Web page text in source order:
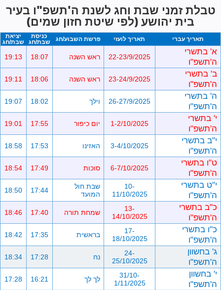
טבלת זמני שבת וחג לשנת ה'תשפ"ו בעיר
בית יהושע (לפי שיטת חזון שמים)
תאריך עברי תאריך לועזי פרשת השבוע/חג
כניסת
שבת/חג
יציאת
שבת/חג
א' בתשרי
ה'תשפ"ו
22-23/9/2025 ראש השנה 18:07
19:13
ב' בתשרי
ה'תשפ"ו
23-24/9/2025 ראש השנה 18:06
19:11
ה' בתשרי
ה'תשפ"ו
26-27/9/2025 וילך 18:02
19:07
י' בתשרי
ה'תשפ"ו
1-2/10/2025 יום כיפור 17:55
19:01
י"ב בתשרי
ה'תשפ"ו
3-4/10/2025 האזינו 17:53
18:58
ט"ו בתשרי
ה'תשפ"ו
6-7/10/2025 סוכות 17:49
18:54
י"ט בתשרי
ה'תשפ"ו
10-
11/10/2025
שבת חול
המועד
17:44
18:50
כ"ב בתשרי
ה'תשפ"ו
13-
14/10/2025
שמחת תורה 17:40
18:46
כ"ו בתשרי
ה'תשפ"ו
17-
18/10/2025
בראשית 17:35
18:42
ג' בחשוון
ה'תשפ"ו
24-
25/10/2025
נח 17:28
18:34
י' בחשוון
ה'תשפ"ו
31/10-
1/11/2025
לך לך 16:21
17:28